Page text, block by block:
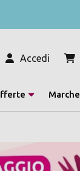
Accedi
Marche